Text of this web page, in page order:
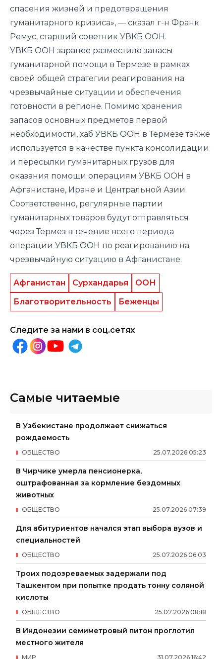
спасения жизней и предотвращения
гуманитарного кризиса», — сказал г-н Франк
Ремус, старший советник УВКБ ООН.
УВКБ ООН заранее разместило запасы
гуманитарной помощи в Термезе в рамках
своей общей стратегии реагирования на
чрезвычайные ситуации и обеспечения
готовности в регионе. Помимо хранения
запасов основных предметов первой
необходимости, хаб УВКБ ООН в Термезе также
используется в качестве пункта консолидации
и пересылки гуманитарных грузов для
оказания помощи операциям УВКБ ООН в
Афганистане, Иране и Центральной Азии.
Соответственно, регулярные партии
гуманитарных товаров будут отправляться
через Термез в течение всего периода
операции УВКБ ООН по реагированию на
чрезвычайную ситуацию в Афганистане.
Афганистан Сурхандарья
ООН
Благотворительность
Беженцы
Следите за нами в соц.сетях
Самые читаемые
В Узбекистане продолжает снижаться
рождаемость
25.07.2026 05:23
ОБЩЕСТВО
В Чирчике умерла пенсионерка,
оштрафованная за кормление бездомных
животных
25.07.2026 07:39
ОБЩЕСТВО
Для абитуриентов начался этап выбора вузов и
специальностей
25.07.2026 06:03
ОБЩЕСТВО
Троих подозреваемых задержали под
Ташкентом при попытке продать тонну соляной
кислоты
25.07.2026 08:18
ОБЩЕСТВО
В Индонезии семиметровый питон проглотил
местного жителя
31.07.2026 16:42
МИР